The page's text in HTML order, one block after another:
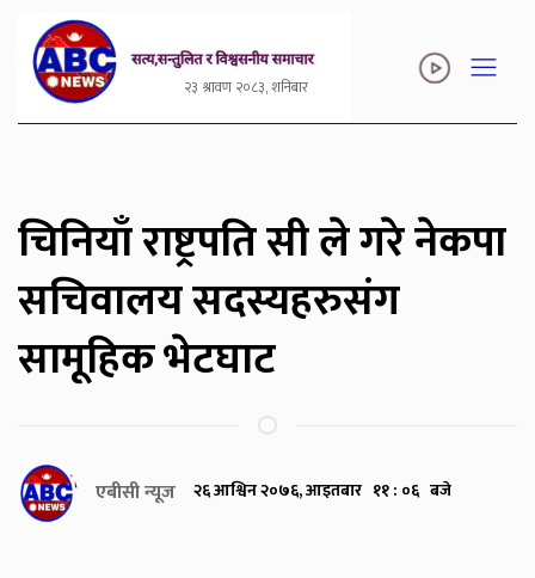
२३ श्रावण २०८३, शनिबार
चिनियाँ राष्ट्रपति सी ले गरे नेकपा
सचिवालय सदस्यहरुसंग
सामूहिक भेटघाट
एबीसी न्यूज २६ आश्विन २०७६, आइतबार ११ : ०६ बजे